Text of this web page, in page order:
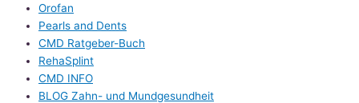
Orofan
Pearls and Dents
CMD Ratgeber-Buch
RehaSplint
CMD INFO
BLOG Zahn- und Mundgesundheit